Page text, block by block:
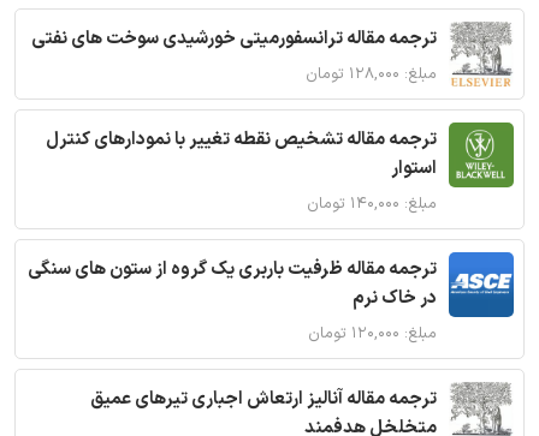
ترجمه مقاله ترانسفورمیتی خورشیدی سوخت های نفتی
مبلغ: ۱۲۸,۰۰۰ تومان
ترجمه مقاله تشخیص نقطه تغییر با نمودارهای کنترل
استوار
مبلغ: ۱۴۰,۰۰۰ تومان
ترجمه مقاله ظرفیت باربری یک گروه از ستون های سنگی
در خاک نرم
مبلغ: ۱۲۰,۰۰۰ تومان
ترجمه مقاله آنالیز ارتعاش اجباری تیرهای عمیق
متخلخل هدفمند